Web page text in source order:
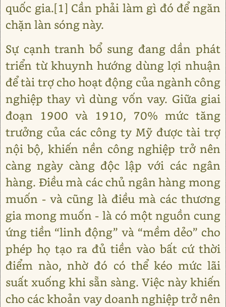
quốc gia.[1] Cần phải làm gì đó để ngăn
chặn làn sóng này.
Sự cạnh tranh bổ sung đang dần phát
triển từ khuynh hướng dùng lợi nhuận
để tài trợ cho hoạt động của ngành công
nghiệp thay vì dùng vốn vay. Giữa giai
đoạn 1900 và 1910, 70% mức tăng
trưởng của các công ty Mỹ được tài trợ
nội bộ, khiến nền công nghiệp trở nên
càng ngày càng độc lập với các ngân
hàng. Điều mà các chủ ngân hàng mong
muốn - và cũng là điều mà các thương
gia mong muốn - là có một nguồn cung
ứng tiền “linh động” và “mềm dẻo” cho
phép họ tạo ra đủ tiền vào bất cứ thời
điểm nào, nhờ đó có thể kéo mức lãi
suất xuống khi sẵn sàng. Việc này khiến
cho các khoản vay doanh nghiệp trở nên